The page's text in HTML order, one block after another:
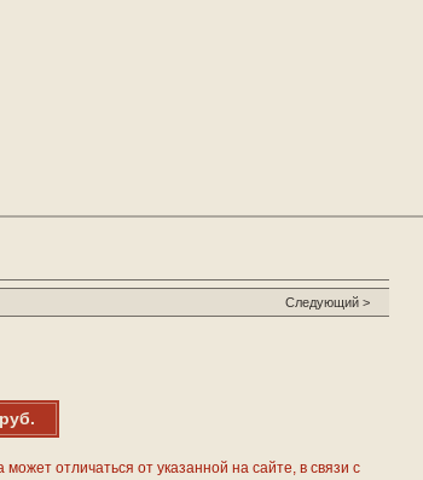
Следующий >
может отличаться от указанной на сайте, в связи с